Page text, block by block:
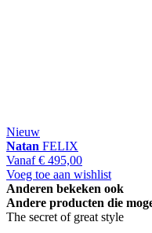
Nieuw
Natan FELIX
Vanaf € 495,00
Voeg toe aan wishlist
Anderen bekeken ook
Andere producten die
The secret of great style